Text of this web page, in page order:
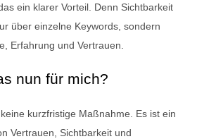
ein klarer Vorteil. Denn Sichtbarkeit
über einzelne Keywords, sondern
Erfahrung und Vertrauen.
nun für mich?
kurzfristige Maßnahme. Es ist ein
Vertrauen, Sichtbarkeit und